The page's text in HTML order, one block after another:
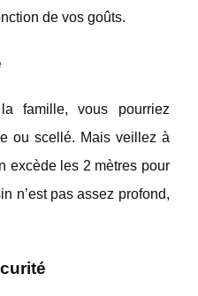
de vos goûts.
famille, vous pourriez
ou scellé. Mais veillez à
excède les 2 mètres pour
n’est pas assez profond,